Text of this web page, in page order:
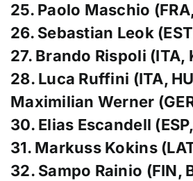
25. Paolo Maschio
26. Sebastian Leok
27. Brando Rispoli (ITA,
28. Luca Ruffini (ITA,
Maximilian Werner
30. Elias Escandell
31. Markuss Kokins
32. Sampo Rainio (FIN,